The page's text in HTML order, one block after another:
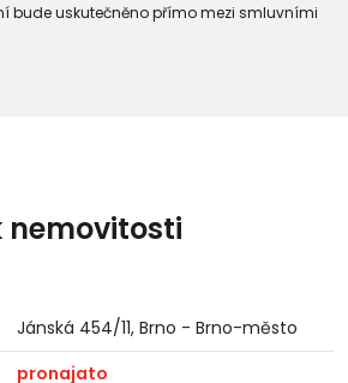
bude uskutečněno přímo mezi smluvními
nemovitosti
Jánská 454/11, Brno - Brno-město
pronajato